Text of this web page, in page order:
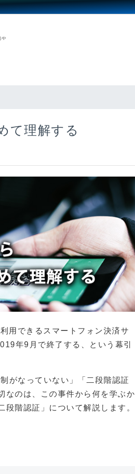
や
て理解する
用できるスマートフォン決済サ
年9月で終了する、という幕引
がなっていない」「二段階認証
なのは、この事件から何を学ぶか
階認証」について解説します。